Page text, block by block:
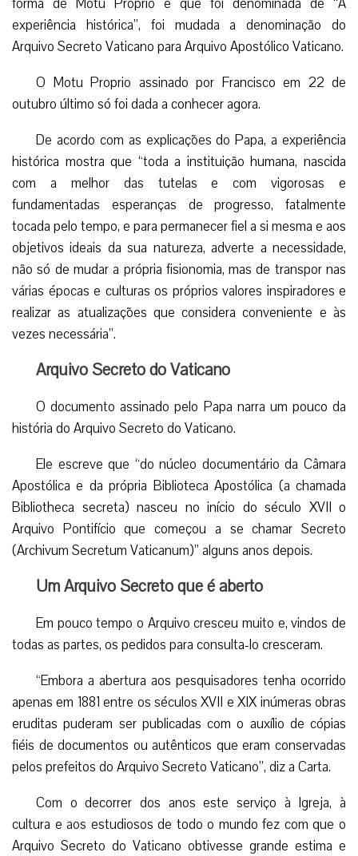
experiência histórica”, foi mudada a denominação do
Arquivo Secreto Vaticano para Arquivo Apostólico Vaticano.
O Motu Proprio assinado por Francisco em 22 de
outubro último só foi dada a conhecer agora.
De acordo com as explicações do Papa, a experiência
histórica mostra que “toda a instituição humana, nascida
com a melhor das tutelas e com vigorosas e
fundamentadas esperanças de progresso, fatalmente
tocada pelo tempo, e para permanecer fiel a si mesma e aos
objetivos ideais da sua natureza, adverte a necessidade,
não só de mudar a própria fisionomia, mas de transpor nas
várias épocas e culturas os próprios valores inspiradores e
realizar as atualizações que considera conveniente e às
vezes necessária”.
Arquivo Secreto do Vaticano
O documento assinado pelo Papa narra um pouco da
história do Arquivo Secreto do Vaticano.
Ele escreve que “do núcleo documentário da Câmara
Apostólica e da própria Biblioteca Apostólica (a chamada
Bibliotheca secreta) nasceu no início do século XVII o
Arquivo Pontifício que começou a se chamar Secreto
(Archivum Secretum Vaticanum)” alguns anos depois.
Um Arquivo Secreto que é aberto
Em pouco tempo o Arquivo cresceu muito e, vindos de
todas as partes, os pedidos para consulta-lo cresceram.
“Embora a abertura aos pesquisadores tenha ocorrido
apenas em 1881 entre os séculos XVII e XIX inúmeras obras
eruditas puderam ser publicadas com o auxílio de cópias
fiéis de documentos ou autênticos que eram conservadas
pelos prefeitos do Arquivo Secreto Vaticano”, diz a Carta.
Com o decorrer dos anos este serviço à Igreja, à
cultura e aos estudiosos de todo o mundo fez com que o
Arquivo Secreto do Vaticano obtivesse grande estima e